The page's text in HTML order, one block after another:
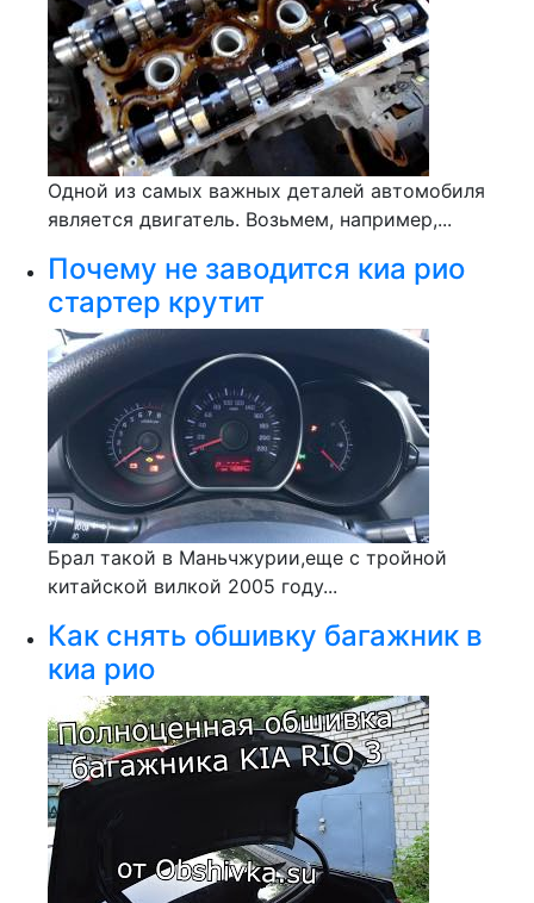
Одной из самых важных деталей автомобиля
является двигатель. Возьмем, например,...
Почему не заводится киа рио
стартер крутит
Брал такой в Маньчжурии,еще с тройной
китайской вилкой 2005 году...
Как снять обшивку багажник в
киа рио